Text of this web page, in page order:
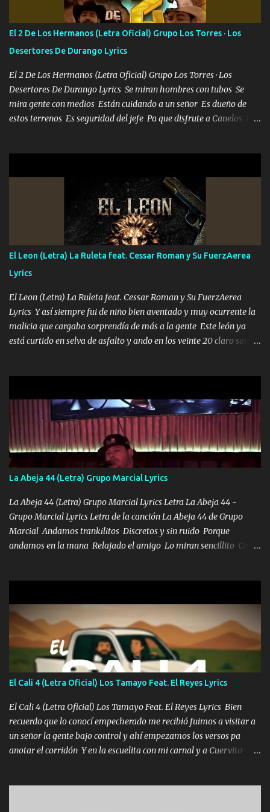
tu vida, y está bien Porque lo que tengo nadie lo tiene Una me está
escribiendo y la otra me va a llamar Quiere que vaya a verla y que
la invite a cenar Otras más me están pidiendo que las saque a
bailar Pero es que tengo un par de conciertos más que llenar Se
mueven solo por el interés P...
El 2 De Los Hermanos (Letra Oficial) Grupo Los Torres · Los
Desertores De Durango Lyrics
El 2 De Los Hermanos (Letra Oficial) Grupo Los Torres · Los
Desertores De Durango Lyrics Se miran hombres con tubos Se
mira gente con medios Están cuidando a un señor Es dueño de
estos terrenos Es seguridad del jefe Pa que disfrute a Canelos Es
ni tampoco las mujeres porque es platica de grandes por eso hay
que estar alegres doy las instrucciones para atender los deberes
Música Si es que salta algún problema de confianza tengo gente
ahí está el Hombre Cuarenta y también Pariente 7 arreglan
cualquier problema no más es cuestión que ordené NOS HACE
FALTA UN HERMANO DE CLAVE ERA EL 24 SIEMPRE FUE UN
HOMBRE VALIENTE POR ALGO M'URIÓ PELEAND0 SIEMPRE
VIO POR LA FAMILIA PARA QUE SIGA EL LEGADO Es el DOS de
los HERMANOS un cerebro inteligente y com...
El Leon (Letra) La Ruleta feat. Cessar Roman y Su FuerzAerea
Lyrics
El Leon (Letra) La Ruleta feat. Cessar Roman y Su FuerzAerea
Lyrics Y así siempre fui de niño bien aventado y muy ocurrente la
malicia que cargaba sorprendía de más a la gente Este león ya
está curtido en selva de asfalto y ando en los veinte 20 claro son
pa más pues hay charola les voy a dar hasta topar pues no hay de
otra Música Surcando bien mi camino voy por mi línea no veo a
los lados aquel que no corre vuela no se me duerm voy chicoteado
Ya pasé varias hazañas ya tienen rato que me agarran el colmillo
de este León los estatales no sé esperaron Al tiro esta la PrimiZa
también la nueve que cargo al lado doy la mano al que su amigo y
al traicionero damos pa abajo Y No me paran aquí hay pa más
pues hay charola les voy a dar hasta topar pues no hay de otra...
La Abeja 44 (Letra) Grupo Marcial Lyrics
La Abeja 44 (Letra) Grupo Marcial Lyrics Letra La Abeja 44 -
Grupo Marcial Lyrics Letra de la canción La Abeja 44 de Grupo
Marcial Andamos trankilitos Discretos y sin ruido Porque
andamos en la mana Relajado el amigo Lo miran sencillito Con
coronamos Se jala los marciales Y sus guitarras ya van sonando
Un gallardo me prendo Para agarrar el vuelo y la mente y
tranquilizando Tomense un buen trago Y así es como empezamos
los versos que voy cantando (Music) A vido alta y bajas La carreta
se atora Pero nunca le aflojamos Ya me han pasado cosas Y
aunque ustedes no sepan Pero la vida es muy corta Hay que
echarle chingazos Y seguir trabajando porque nada es...
El Cali 4 (Letra Oficial) Los Tamayo Feat. El Reyes Lyrics
El Cali 4 (Letra Oficial) Los Tamayo Feat. El Reyes Lyrics Bien
recuerdo que lo conocí empecherado me recibió fuimos a visitar a
un señor la gente bajo control y ahí empezamos los versos pa
anotar el corridón Y en la escuelita con mi carnal y a Cuervito